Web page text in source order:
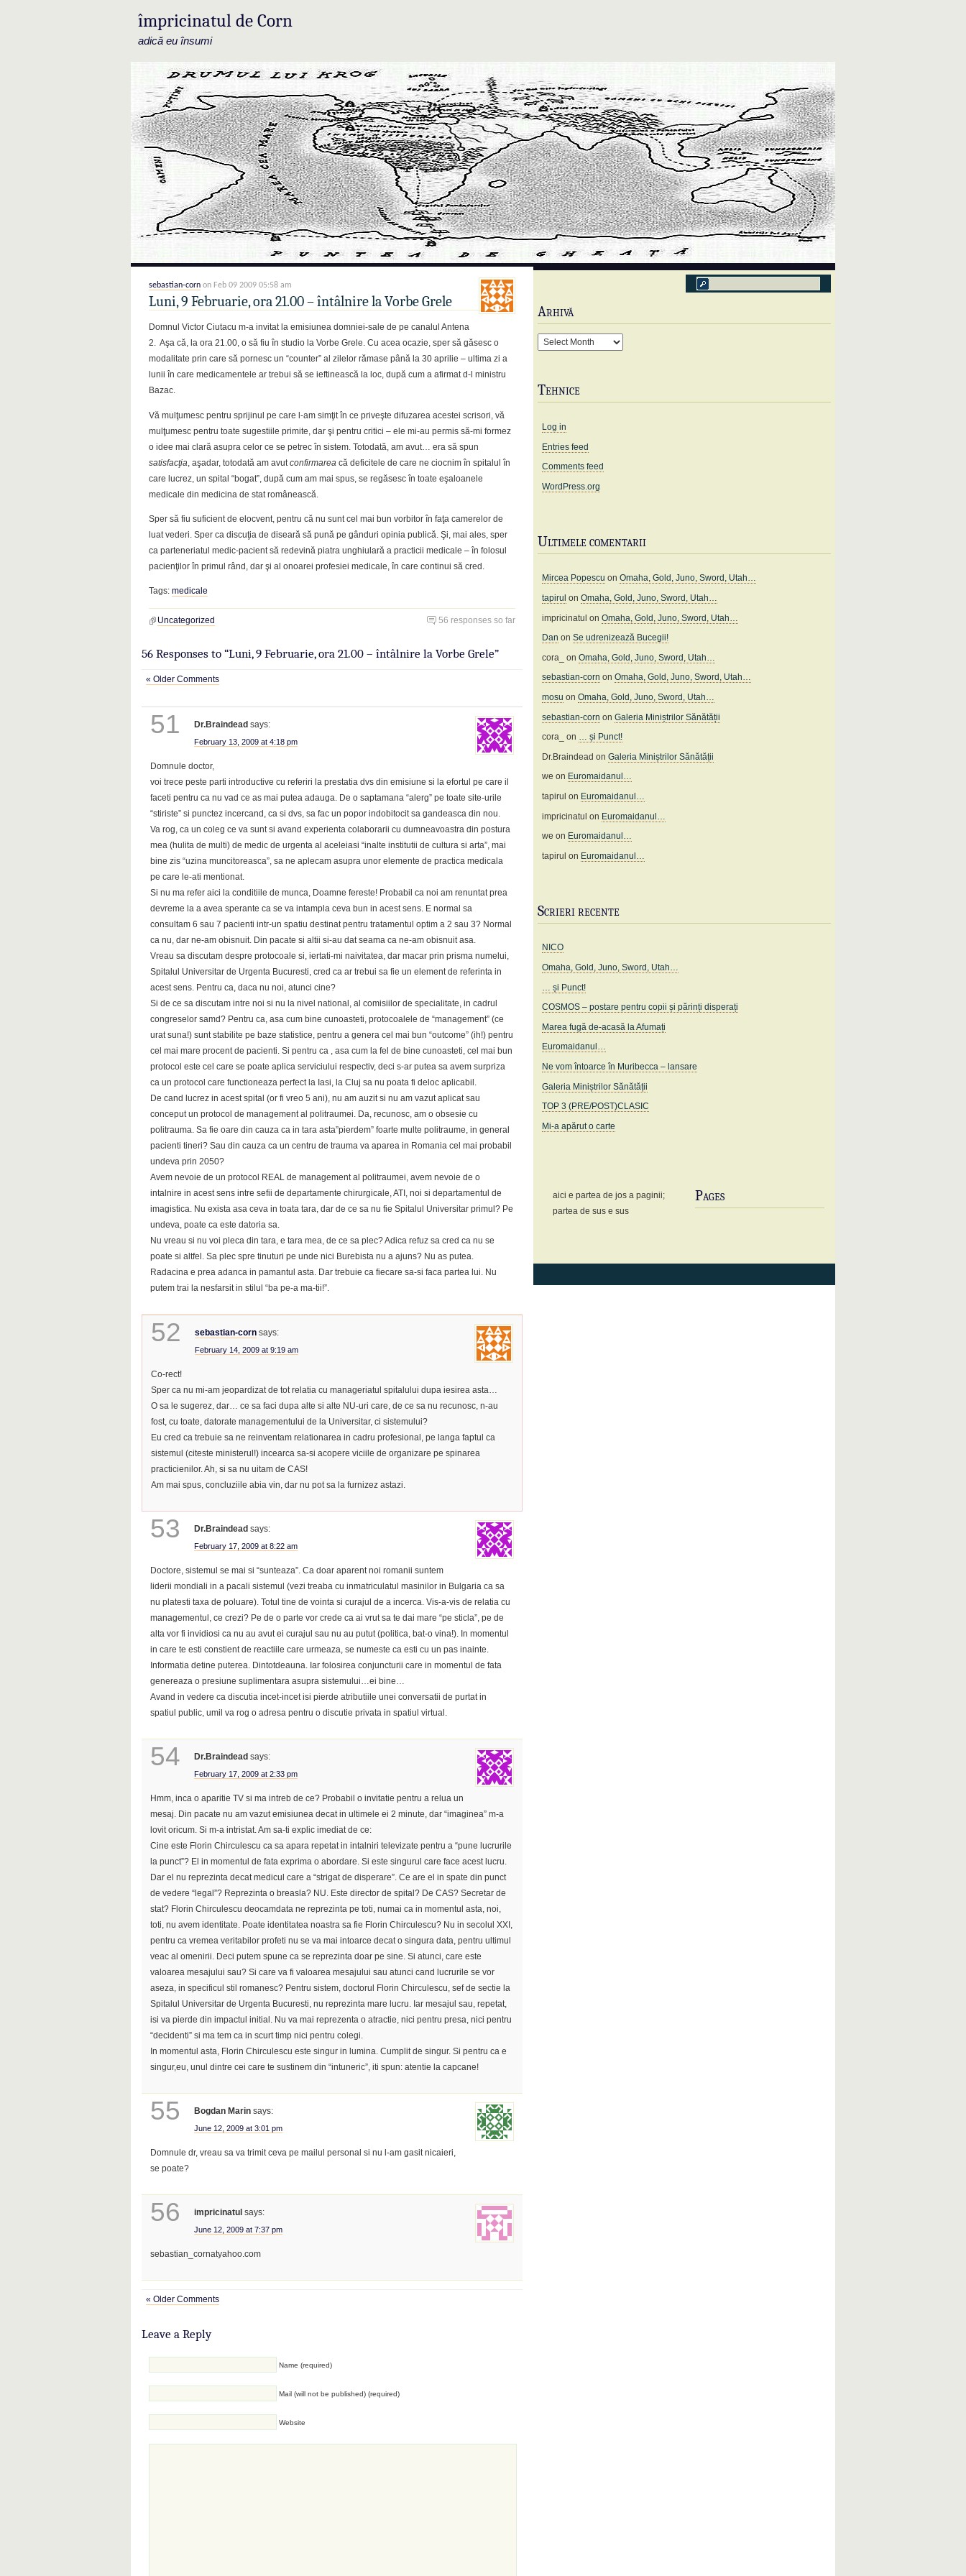
împricinatul de Corn
adică eu însumi
sebastian-corn on Feb 09 2009 05:58 am
Luni, 9 Februarie, ora 21.00 – întâlnire la Vorbe Grele
Domnul Victor Ciutacu m-a invitat la emisiunea domniei-sale de pe canalul Antena
2. Aşa că, la ora 21.00, o să fiu în studio la Vorbe Grele. Cu acea ocazie, sper să găsesc o
modalitate prin care să pornesc un “counter” al zilelor rămase până la 30 aprilie – ultima zi a
lunii în care medicamentele ar trebui să se ieftinească la loc, după cum a afirmat d-l ministru
Bazac.
Vă mulţumesc pentru sprijinul pe care l-am simţit în ce priveşte difuzarea acestei scrisori, vă
mulţumesc pentru toate sugestiile primite, dar şi pentru critici – ele mi-au permis să-mi formez
o idee mai clară asupra celor ce se petrec în sistem. Totodată, am avut… era să spun
satisfacţia , aşadar, totodată am avut confirmarea că deficitele de care ne ciocnim în spitalul în
care lucrez, un spital “bogat”, după cum am mai spus, se regăsesc în toate eşaloanele
medicale din medicina de stat românească.
Sper să fiu suficient de elocvent, pentru că nu sunt cel mai bun vorbitor în faţa camerelor de
luat vederi. Sper ca discuţia de diseară să pună pe gânduri opinia publică. Şi, mai ales, sper
ca parteneriatul medic-pacient să redevină piatra unghiulară a practicii medicale – în folosul
pacienţilor în primul rând, dar şi al onoarei profesiei medicale, în care continui să cred.
Tags: medicale
56 responses so far
Uncategorized
56 Responses to “Luni, 9 Februarie, ora 21.00 – întâlnire la Vorbe Grele”
« Older Comments
51 Dr.Braindead says:
February 13, 2009 at 4:18 pm
Domnule doctor,
voi trece peste parti introductive cu referiri la prestatia dvs din emisiune si la efortul pe care il
faceti pentru ca nu vad ce as mai putea adauga. De o saptamana “alerg” pe toate site-urile
“stiriste” si punctez incercand, ca si dvs, sa fac un popor indobitocit sa gandeasca din nou.
Va rog, ca un coleg ce va sunt si avand experienta colaborarii cu dumneavoastra din postura
mea (hulita de multi) de medic de urgenta al aceleiasi “inalte institutii de cultura si arta”, mai
bine zis “uzina muncitoreasca”, sa ne aplecam asupra unor elemente de practica medicala
pe care le-ati mentionat.
Si nu ma refer aici la conditiile de munca, Doamne fereste! Probabil ca noi am renuntat prea
devreme la a avea sperante ca se va intampla ceva bun in acest sens. E normal sa
consultam 6 sau 7 pacienti intr-un spatiu destinat pentru tratamentul optim a 2 sau 3? Normal
ca nu, dar ne-am obisnuit. Din pacate si altii si-au dat seama ca ne-am obisnuit asa.
Vreau sa discutam despre protocoale si, iertati-mi naivitatea, dar macar prin prisma numelui,
Spitalul Universitar de Urgenta Bucuresti, cred ca ar trebui sa fie un element de referinta in
acest sens. Pentru ca, daca nu noi, atunci cine?
Si de ce sa discutam intre noi si nu la nivel national, al comisiilor de specialitate, in cadrul
congreselor samd? Pentru ca, asa cum bine cunoasteti, protocoalele de “management” (ce
urat suna!) sunt stabilite pe baze statistice, pentru a genera cel mai bun “outcome” (ih!) pentru
cel mai mare procent de pacienti. Si pentru ca , asa cum la fel de bine cunoasteti, cel mai bun
protocol este cel care se poate aplica serviciului respectiv, deci s-ar putea sa avem surpriza
ca un protocol care functioneaza perfect la Iasi, la Cluj sa nu poata fi deloc aplicabil.
De cand lucrez in acest spital (or fi vreo 5 ani), nu am auzit si nu am vazut aplicat sau
conceput un protocol de management al politraumei. Da, recunosc, am o obsesie cu
politrauma. Sa fie oare din cauza ca in tara asta”pierdem” foarte multe politraume, in general
pacienti tineri? Sau din cauza ca un centru de trauma va aparea in Romania cel mai probabil
undeva prin 2050?
Avem nevoie de un protocol REAL de management al politraumei, avem nevoie de o
intalnire in acest sens intre sefii de departamente chirurgicale, ATI, noi si departamentul de
imagistica. Nu exista asa ceva in toata tara, dar de ce sa nu fie Spitalul Universitar primul? Pe
undeva, poate ca este datoria sa.
Nu vreau si nu voi pleca din tara, e tara mea, de ce sa plec? Adica refuz sa cred ca nu se
poate si altfel. Sa plec spre tinuturi pe unde nici Burebista nu a ajuns? Nu as putea.
Radacina e prea adanca in pamantul asta. Dar trebuie ca fiecare sa-si faca partea lui. Nu
putem trai la nesfarsit in stilul “ba pe-a ma-tii!”.
52 sebastian-corn says:
February 14, 2009 at 9:19 am
Co-rect!
Sper ca nu mi-am jeopardizat de tot relatia cu manageriatul spitalului dupa iesirea asta…
O sa le sugerez, dar… ce sa faci dupa alte si alte NU-uri care, de ce sa nu recunosc, n-au
fost, cu toate, datorate managementului de la Universitar, ci sistemului?
Eu cred ca trebuie sa ne reinventam relationarea in cadru profesional, pe langa faptul ca
sistemul (citeste ministerul!) incearca sa-si acopere viciile de organizare pe spinarea
practicienilor. Ah, si sa nu uitam de CAS!
Am mai spus, concluziile abia vin, dar nu pot sa la furnizez astazi.
53 Dr.Braindead says:
February 17, 2009 at 8:22 am
Doctore, sistemul se mai si “sunteaza”. Ca doar aparent noi romanii suntem
liderii mondiali in a pacali sistemul (vezi treaba cu inmatriculatul masinilor in Bulgaria ca sa
nu platesti taxa de poluare). Totul tine de vointa si curajul de a incerca. Vis-a-vis de relatia cu
managementul, ce crezi? Pe de o parte vor crede ca ai vrut sa te dai mare “pe sticla”, pe de
alta vor fi invidiosi ca nu au avut ei curajul sau nu au putut (politica, bat-o vina!). In momentul
in care te esti constient de reactiile care urmeaza, se numeste ca esti cu un pas inainte.
Informatia detine puterea. Dintotdeauna. Iar folosirea conjuncturii care in momentul de fata
genereaza o presiune suplimentara asupra sistemului…ei bine…
Avand in vedere ca discutia incet-incet isi pierde atributiile unei conversatii de purtat in
spatiul public, umil va rog o adresa pentru o discutie privata in spatiul virtual.
54 Dr.Braindead says:
February 17, 2009 at 2:33 pm
Hmm, inca o aparitie TV si ma intreb de ce? Probabil o invitatie pentru a relua un
mesaj. Din pacate nu am vazut emisiunea decat in ultimele ei 2 minute, dar “imaginea” m-a
lovit oricum. Si m-a intristat. Am sa-ti explic imediat de ce:
Cine este Florin Chirculescu ca sa apara repetat in intalniri televizate pentru a “pune lucrurile
la punct”? El in momentul de fata exprima o abordare. Si este singurul care face acest lucru.
Dar el nu reprezinta decat medicul care a “strigat de disperare”. Ce are el in spate din punct
de vedere “legal”? Reprezinta o breasla? NU. Este director de spital? De CAS? Secretar de
stat? Florin Chirculescu deocamdata ne reprezinta pe toti, numai ca in momentul asta, noi,
toti, nu avem identitate. Poate identitatea noastra sa fie Florin Chirculescu? Nu in secolul XXI,
pentru ca vremea veritabilor profeti nu se va mai intoarce decat o singura data, pentru ultimul
veac al omenirii. Deci putem spune ca se reprezinta doar pe sine. Si atunci, care este
valoarea mesajului sau? Si care va fi valoarea mesajului sau atunci cand lucrurile se vor
aseza, in specificul stil romanesc? Pentru sistem, doctorul Florin Chirculescu, sef de sectie la
Spitalul Universitar de Urgenta Bucuresti, nu reprezinta mare lucru. Iar mesajul sau, repetat,
isi va pierde din impactul initial. Nu va mai reprezenta o atractie, nici pentru presa, nici pentru
“decidenti” si ma tem ca in scurt timp nici pentru colegi.
In momentul asta, Florin Chirculescu este singur in lumina. Cumplit de singur. Si pentru ca e
singur,eu, unul dintre cei care te sustinem din “intuneric”, iti spun: atentie la capcane!
55 Bogdan Marin says:
June 12, 2009 at 3:01 pm
Domnule dr, vreau sa va trimit ceva pe mailul personal si nu l-am gasit nicaieri,
se poate?
56 impricinatul says:
June 12, 2009 at 7:37 pm
sebastian_cornatyahoo.com
« Older Comments
Leave a Reply
Name (required)
Mail (will not be published) (required)
Website
Arhivă
Arhivă
Tehnice
Log in
Entries feed
Comments feed
WordPress.org
Ultimele comentarii
Mircea Popescu onOmaha, Gold, Juno, Sword, Utah…
tapirul onOmaha, Gold, Juno, Sword, Utah…
impricinatul onOmaha, Gold, Juno, Sword, Utah…
Dan onSe udrenizează Bucegii!
cora_
onOmaha, Gold, Juno, Sword, Utah…
sebastian-corn onOmaha, Gold, Juno, Sword, Utah…
mosu onOmaha, Gold, Juno, Sword, Utah…
sebastian-corn onGaleria Miniștrilor Sănătății
cora_
on … și Punct!
Dr.Braindead onGaleria Miniștrilor Sănătății
we on Euromaidanul…
tapirul on Euromaidanul…
impricinatul on Euromaidanul…
we on Euromaidanul…
tapirul on Euromaidanul…
Scrieri recente
NICO
Omaha, Gold, Juno, Sword, Utah…
… și Punct!
COSMOS – postare pentru copii și părinți disperați
Marea fugă de-acasă la Afumați
Euromaidanul…
Ne vom întoarce în Muribecca – lansare
Galeria Miniștrilor Sănătății
TOP 3 (PRE/POST)CLASIC
Mi-a apărut o carte
aici e partea de jos a paginii;
partea de sus e sus
Pages